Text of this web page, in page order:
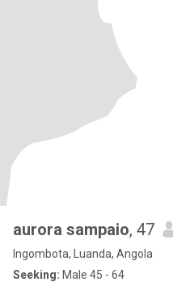
aurora sampaio, 47
Ingombota, Luanda, Angola
Seeking: Male 45 - 64